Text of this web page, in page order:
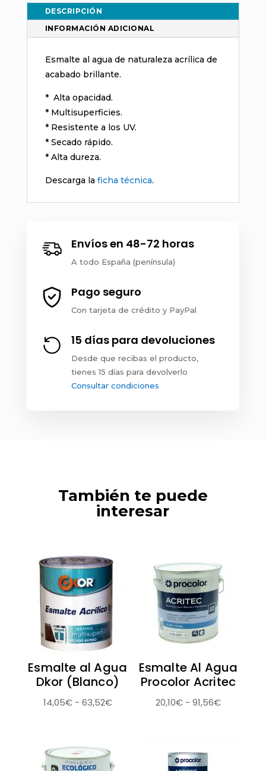
DESCRIPCIÓN
INFORMACIÓN ADICIONAL
Esmalte al agua de naturaleza acrílica de
acabado brillante.
* Alta opacidad.
* Multisuperficies.
* Resistente a los UV.
* Secado rápido.
* Alta dureza.
Descarga la ficha técnica.
Envíos en 48-72 horas
A todo España (península)
Pago seguro
Con tarjeta de crédito y PayPal
15 días para devoluciones
Desde que recibas el producto,
tienes 15 días para devolverlo
Consultar condiciones
También te puede
interesar
Esmalte al Agua
Dkor (Blanco)
14,05€ - 63,52€Rango
14,05€
Esmalte Al Agua
Procolor Acritec
20,10€ - 91,56€Rango